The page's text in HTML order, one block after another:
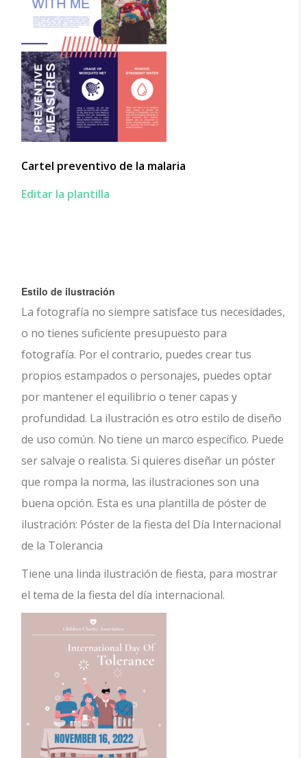
Cartel preventivo de la malaria
Editar la plantilla
Estilo de ilustración
La fotografía no siempre satisface tus necesidades,
o no tienes suficiente presupuesto para
fotografía. Por el contrario, puedes crear tus
propios estampados o personajes, puedes optar
por mantener el equilibrio o tener capas y
profundidad. La ilustración es otro estilo de diseño
de uso común. No tiene un marco específico. Puede
ser salvaje o realista. Si quieres diseñar un póster
que rompa la norma, las ilustraciones son una
buena opción. Esta es una plantilla de póster de
ilustración: Póster de la fiesta del Día Internacional
de la Tolerancia
Tiene una linda ilustración de fiesta, para mostrar
el tema de la fiesta del día internacional.